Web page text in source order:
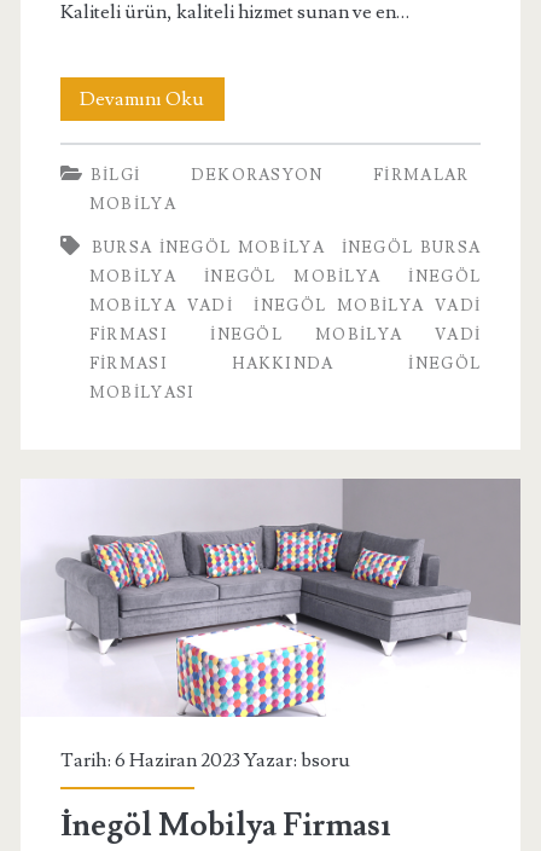
Kaliteli ürün, kaliteli hizmet sunan ve en…
Devamını Okuİnegöl
Mobilya
Vadi
Hakkında
BILGI DEKORASYON
FIRMALAR
MOBILYA
BURSA INEGÖL MOBILYA
INEGÖL BURSA
MOBILYA
INEGÖL MOBILYA
İNEGÖL
MOBILYA VADI
İNEGÖL MOBILYA VADI
FIRMASI
İNEGÖL MOBILYA VADI
FIRMASI HAKKINDA
INEGÖL
MOBILYASI
Tarih: 6 Haziran 2023 Yazar: bsoru
İnegöl Mobilya Firması